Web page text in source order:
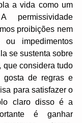
a vida como um
permissividade
proibições nem
ou impedimentos
se sustenta sobre
que considera tudo
de regras e
para satisfazer o
claro disso é a
é ganhar